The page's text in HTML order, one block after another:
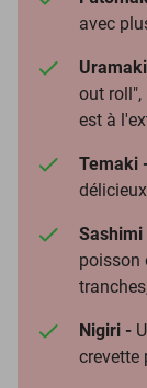
avec
out roll",
est à
Temaki
Sashimi
poisson
Nigiri -
crevette